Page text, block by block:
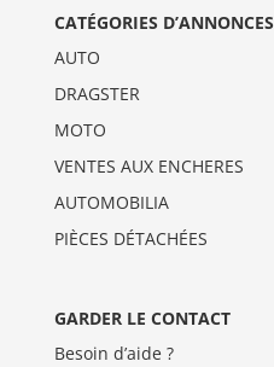
CATÉGORIES D’ANNONCES
AUTO
DRAGSTER
MOTO
VENTES AUX ENCHERES
AUTOMOBILIA
PIÈCES DÉTACHÉES
GARDER LE CONTACT
Besoin d’aide ?